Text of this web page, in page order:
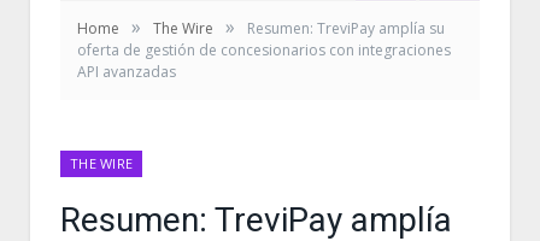
Home » The Wire »
Resumen: TreviPay amplía su
oferta de gestión de concesionarios con integraciones
API avanzadas
THE WIRE
Resumen: TreviPay amplía